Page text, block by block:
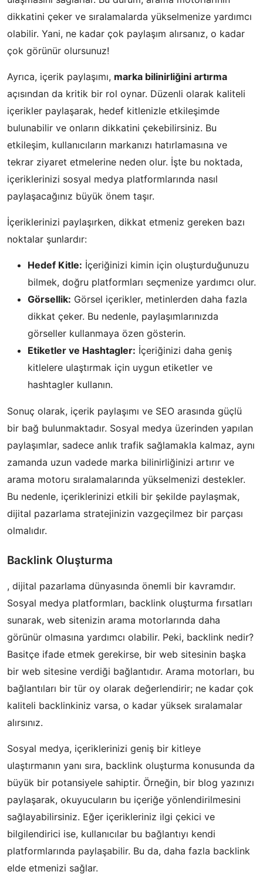
dikkatini çeker ve sıralamalarda yükselmenize yardımcı
olabilir. Yani, ne kadar çok paylaşım alırsanız, o kadar
çok görünür olursunuz!
Ayrıca, içerik paylaşımı, marka bilinirliğini artırma
açısından da kritik bir rol oynar. Düzenli olarak kaliteli
içerikler paylaşarak, hedef kitlenizle etkileşimde
bulunabilir ve onların dikkatini çekebilirsiniz. Bu
etkileşim, kullanıcıların markanızı hatırlamasına ve
tekrar ziyaret etmelerine neden olur. İşte bu noktada,
içeriklerinizi sosyal medya platformlarında nasıl
paylaşacağınız büyük önem taşır.
İçeriklerinizi paylaşırken, dikkat etmeniz gereken bazı
noktalar şunlardır:
Hedef Kitle: İçeriğinizi kimin için oluşturduğunuzu
bilmek, doğru platformları seçmenize yardımcı olur.
Görsellik: Görsel içerikler, metinlerden daha fazla
dikkat çeker. Bu nedenle, paylaşımlarınızda
görseller kullanmaya özen gösterin.
Etiketler ve Hashtagler: İçeriğinizi daha geniş
kitlelere ulaştırmak için uygun etiketler ve
hashtagler kullanın.
Sonuç olarak, içerik paylaşımı ve SEO arasında güçlü
bir bağ bulunmaktadır. Sosyal medya üzerinden yapılan
paylaşımlar, sadece anlık trafik sağlamakla kalmaz, aynı
zamanda uzun vadede marka bilinirliğinizi artırır ve
arama motoru sıralamalarında yükselmenizi destekler.
Bu nedenle, içeriklerinizi etkili bir şekilde paylaşmak,
dijital pazarlama stratejinizin vazgeçilmez bir parçası
olmalıdır.
Backlink Oluşturma
, dijital pazarlama dünyasında önemli bir kavramdır.
Sosyal medya platformları, backlink oluşturma fırsatları
sunarak, web sitenizin arama motorlarında daha
görünür olmasına yardımcı olabilir. Peki, backlink nedir?
Basitçe ifade etmek gerekirse, bir web sitesinin başka
bir web sitesine verdiği bağlantıdır. Arama motorları, bu
bağlantıları bir tür oy olarak değerlendirir; ne kadar çok
kaliteli backlinkiniz varsa, o kadar yüksek sıralamalar
alırsınız.
Sosyal medya, içeriklerinizi geniş bir kitleye
ulaştırmanın yanı sıra, backlink oluşturma konusunda da
büyük bir potansiyele sahiptir. Örneğin, bir blog yazınızı
paylaşarak, okuyucuların bu içeriğe yönlendirilmesini
sağlayabilirsiniz. Eğer içerikleriniz ilgi çekici ve
bilgilendirici ise, kullanıcılar bu bağlantıyı kendi
platformlarında paylaşabilir. Bu da, daha fazla backlink
elde etmenizi sağlar.